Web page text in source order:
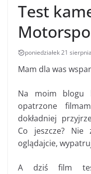
Test
poniedziałek 21
Mam dla was
Na moim blogu
opatrzone
dokładniej
Co jeszcze? Nie
oglądajcie,
A dziś film